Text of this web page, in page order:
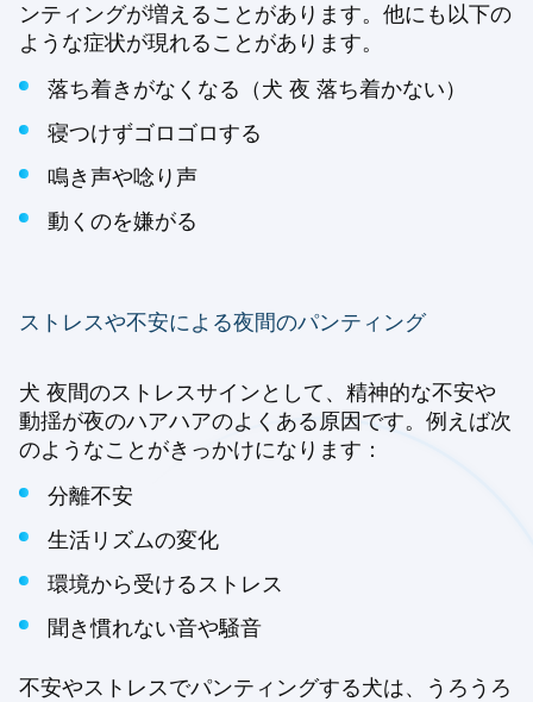
ンティングが増えることがあります。他にも以下の
ような症状が現れることがあります。
落ち着きがなくなる（犬 夜 落ち着かない）
寝つけずゴロゴロする
鳴き声や唸り声
動くのを嫌がる
ストレスや不安による夜間のパンティング
犬 夜間のストレスサインとして、精神的な不安や
動揺が夜のハアハアのよくある原因です。例えば次
のようなことがきっかけになります：
分離不安
生活リズムの変化
環境から受けるストレス
聞き慣れない音や騒音
不安やストレスでパンティングする犬は、うろうろ